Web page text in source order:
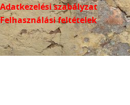
Adatkezelési szabályzat
Felhasználási feltételek